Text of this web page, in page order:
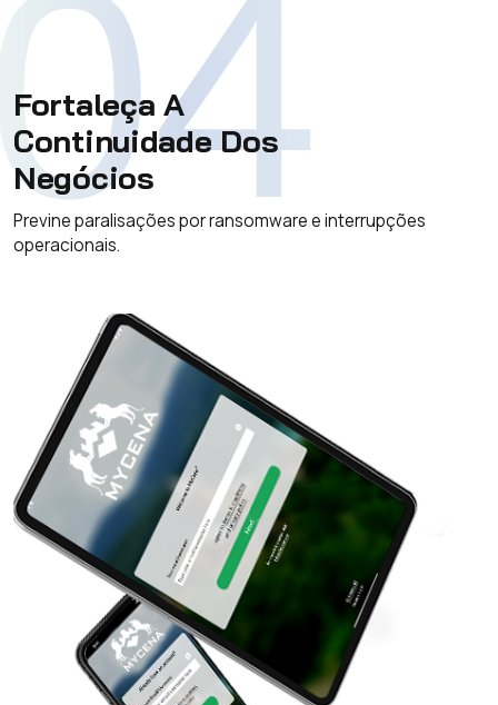
Fortaleça A
Continuidade Dos
Negócios
Previne paralisações por ransomware e interrupções
operacionais.